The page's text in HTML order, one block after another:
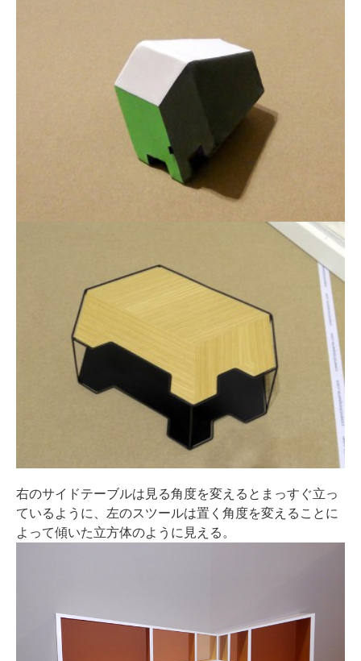
右のサイドテーブルは見る角度を変えるとまっすぐ立っ
ているように、左のスツールは置く角度を変えることに
よって傾いた立方体のように見える。